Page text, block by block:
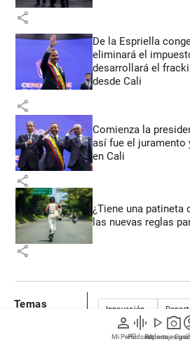
person
Mi Perfil
graphic_eq
Pódcast
play_arrow
Videos
photo_camera
Reportajes
share
De la Espriella
eliminará el
desarrollará el
desde Cali
share
Comienza la
así fue el juramento
en Cali
share
¿Tiene una patineta
las nuevas reglas
share
Temas
Innovación